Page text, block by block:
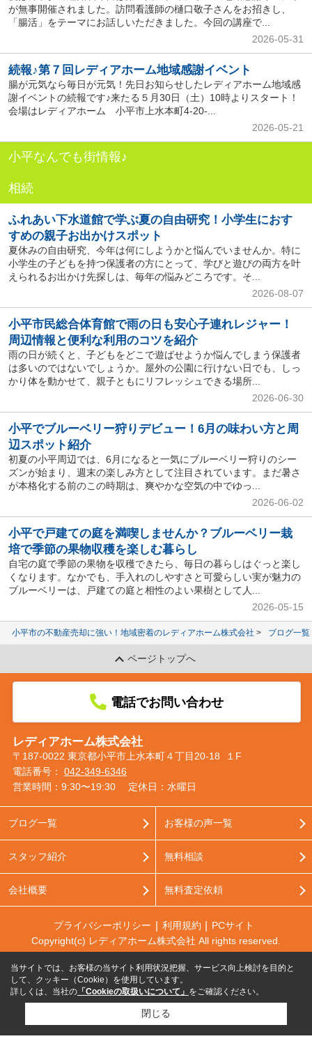
が無事開催されました。訪問看護師の樋口敬子さんをお招きし、
「腸活」をテーマにお話しいただきました。今回の講座で...
2026-05-31
続報♪第７回レディアホーム地域感謝イベント
腸が元気なら毎日が元気！先日お知らせしたレディアホーム地域感
謝イベントの続報です♪来たる５月30日（土）10時よりスタート！
会場はレディアホーム 小平市上水本町4-20-...
2026-05-21
小平なんでも街情報♪
相続
ふれあい下水道館で学ぶ夏の自由研究！小学生におす
すめの親子お出かけスポット
夏休みの自由研究、今年は何にしようかと悩んでいませんか。特に
小学生の子どもを持つ保護者の方にとって、学びと遊びの両方を叶
えられるお出かけ先探しは、毎年の悩みどころです。そ...
2026-08-07
小平市民総合体育館で雨の日も安心子連れレジャー！
周辺情報と便利な利用のコツを紹介
雨の日が続くと、子どもをどこで遊ばせようか悩んでしまう保護者
は多いのではないでしょうか。屋外の公園に行けない日でも、しっ
かり体を動かせて、親子ともにリフレッシュできる場所...
2026-06-30
小平でブルーベリー狩りデビュー！6月の味わい方と周
辺スポット紹介
初夏の小平周辺では、6月になると一気にブルーベリー狩りのシー
ズンが始まり、週末の楽しみ方として注目されています。まだ暑さ
が本格化する前のこの時期は、爽やかな空気の中でゆっ...
2026-06-02
小平で戸建ての庭を満喫しませんか？ブルーベリー栽
培で季節の果物収穫を楽しむ暮らし
自宅の庭で季節の果物を収穫できたら、毎日の暮らしはぐっと楽し
くなります。なかでも、手入れのしやすさと可愛らしい実が魅力の
ブルーベリーは、戸建ての庭と相性のよい果樹として人...
2026-05-15
小平市の不動産売却に強い！地域密着のレディアホーム株式会社 ブログ一覧
ページトップへ
電話でお問い合わせ
レディアホーム株式会社
〒187-0022 東京都小平市上水本町４丁目20-18 １F
電話番号： 042-349-6346
営業時間：9:30〜19:30
定休日：水曜日
ブログ一覧
スタッフ紹介
会社概要
お客様の声一覧
無料相談
無料査定依頼
プライバシーポリシー 利用規約
PCサイト
Copyright(c) レディアホーム株式会社 All rights reserved.
当サイトでは、お客様の当サイト利用状況把握、サービス向上検討を目的と
して、クッキー（Cookie）を使用しています。
詳しくは、当社の 「Cookieの取扱いについて」 をご確認ください。
閉じる